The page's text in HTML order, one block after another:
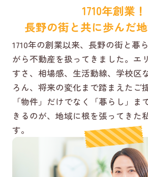
1710年創業！
長野の街と共に歩んだ
1710年の創業以来、長野の街と暮
がら不動産を扱ってきました。エ
すさ、相場感、生活動線、学校区
ろん、将来の変化まで踏まえたご
「物件」だけでなく「暮らし」ま
きるのが、地域に根を張ってきた
す。